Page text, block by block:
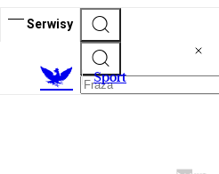
Serwisy
Sport